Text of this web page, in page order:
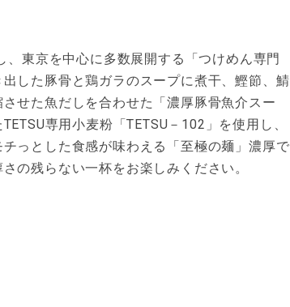
、東京を中心に多数展開する「つけめん専門
出した豚骨と鶏ガラのスープに煮干、鰹節、鯖
せた魚だしを合わせた「濃厚豚骨魚介スー
専用小麦粉「TETSU－102」を使用し、
っとした食感が味わえる「至極の麺」濃厚で
の残らない一杯をお楽しみください。